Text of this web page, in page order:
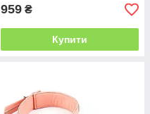
959 ₴
Купити